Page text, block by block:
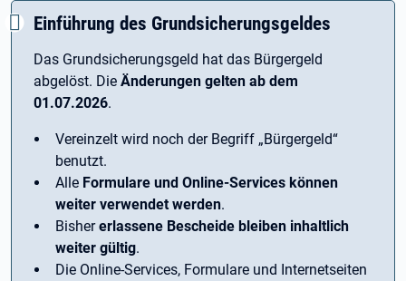
Einführung des Grundsicherungsgeldes
Das Grundsicherungsgeld hat das Bürgergeld
abgelöst. Die Änderungen gelten ab dem
01.07.2026.
Vereinzelt wird noch der Begriff ­„Bürgergeld“
benutzt.
Alle Formulare und Online-Services können
weiter verwendet werden.
Bishererlassene Bescheide bleiben inhaltlich
weiter gültig.
Die Online-Services, Formulare und Internetseiten